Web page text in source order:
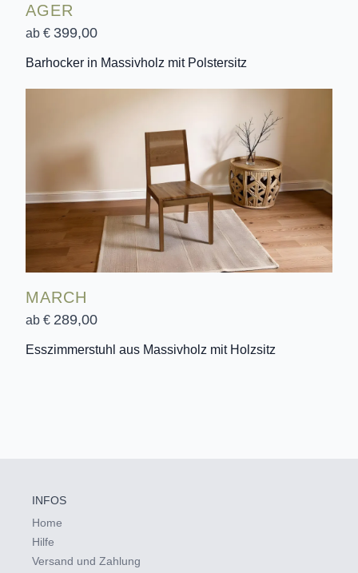
AGER
ab € 399,00
Barhocker in Massivholz mit Polstersitz
MARCH
ab € 289,00
Esszimmerstuhl aus Massivholz mit Holzsitz
INFOS
Home
Hilfe
Versand und Zahlung